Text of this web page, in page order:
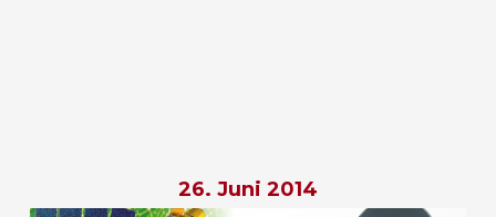
26. Juni 2014